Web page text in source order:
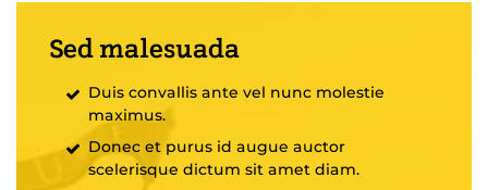
Sed malesuada
Duis convallis ante vel nunc molestie
maximus.
Donec et purus id augue auctor
scelerisque dictum sit amet diam.